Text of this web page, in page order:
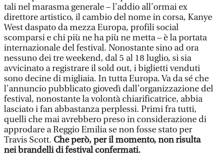
tali nel marasma generale – l’addio all’ormai ex
direttore artistico, il cambio del nome in corsa, Kanye
West daspato da mezza Europa, profili social
scomparsi e chi più ne ha più ne metta – è la portata
internazionale del festival. Nonostante sino ad ora
nessuno dei tre weekend, dal 5 al 18 luglio, si sia
avvicinato a registrare il sold out, i biglietti venduti
sono decine di migliaia. In tutta Europa. Va da sé che
l’annuncio pubblicato giovedì dall’organizzazione del
festival, nonostante la volontà chiarificatrice, abbia
lasciato i fan abbastanza perplessi. Primi fra tutti,
quelli che mai avrebbero preso in considerazione di
approdare a Reggio Emilia se non fosse stato per
Travis Scott. Che però, per il momento, non risulta
nei brandelli di festival confermati.